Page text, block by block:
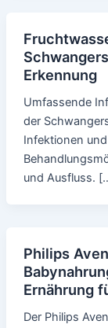
Erkennung
Umfassende
der
Infektionen
und Ausfluss.
Philips
Ernährung
Der Philips